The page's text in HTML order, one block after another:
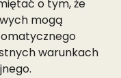
o tym, że
mogą
warunkach